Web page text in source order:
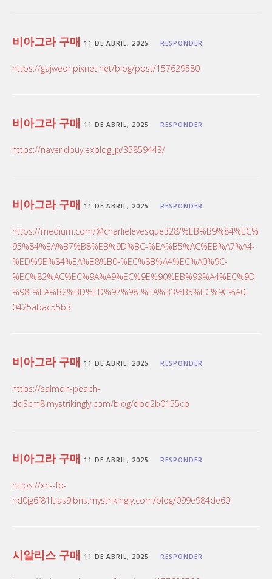
비아그라 구매 11 DE ABRIL, 2025 RESPONDER
https://gajweor.pixnet.net/blog/post/157629580
비아그라 구매 11 DE ABRIL, 2025 RESPONDER
https://naveridbuy.exblog.jp/35859443/
비아그라 구매 11 DE ABRIL, 2025 RESPONDER
https://medium.com/@charlielevesque328/%EB%B9%84%EC%
95%84%EA%B7%B8%EB%9D%BC-%EA%B5%AC%EB%A7%A4-
%ED%9B%84%EA%B8%B0-%EC%8B%A4%EC%A0%9C-
%EC%82%AC%EC%9A%A9%EC%9E%90%EB%93%A4%EC%9D
%98-%EA%B2%BD%ED%97%98-%EA%B3%B5%EC%9C%A0-
0425abac55b3
비아그라 구매 11 DE ABRIL, 2025 RESPONDER
https://salmon-peach-
dd3cm8.mystrikingly.com/blog/dbd2b0155cb
비아그라 구매 11 DE ABRIL, 2025 RESPONDER
https://xn--fb-
hd0jg6f81ltjas9lbns.mystrikingly.com/blog/099e984de60
시알리스 구매 11 DE ABRIL, 2025 RESPONDER